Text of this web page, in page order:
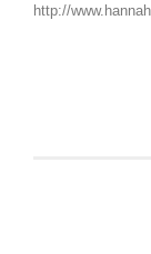
http://